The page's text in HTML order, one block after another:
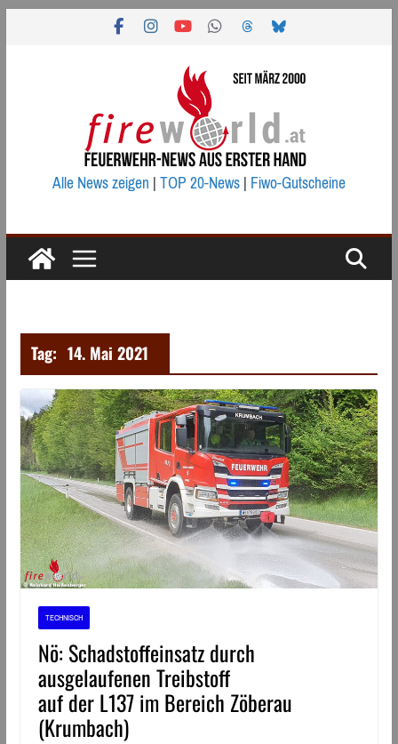
Alle News zeigen|TOP 20-News|Fiwo-Gutscheine
Tag: 14. Mai 2021
TECHNISCH
Nö: Schadstoffeinsatz durch
ausgelaufenen Treibstoff
auf der L137 im Bereich Zöberau
(Krumbach)